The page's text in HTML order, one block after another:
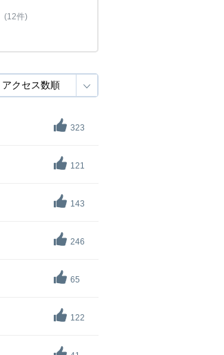
(12件)
323
121
143
246
65
122